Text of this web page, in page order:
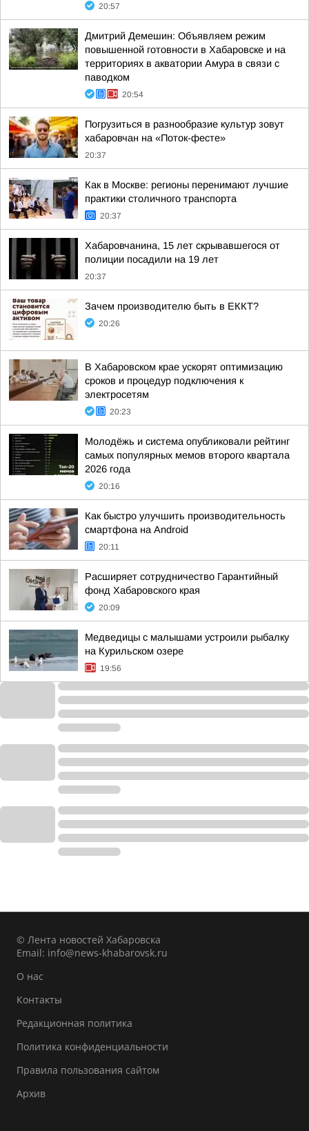
20:57
Дмитрий Демешин: Объявляем режим
повышенной готовности в Хабаровске и на
территориях в акватории Амура в связи с
паводком
20:54
Погрузиться в разнообразие культур зовут
хабаровчан на «Поток-фесте»
20:37
Как в Москве: регионы перенимают лучшие
практики столичного транспорта
20:37
Хабаровчанина, 15 лет скрывавшегося от
полиции посадили на 19 лет
20:37
Зачем производителю быть в ЕККТ?
20:26
В Хабаровском крае ускорят оптимизацию
сроков и процедур подключения к
электросетям
20:23
Молодёжь и система опубликовали рейтинг
самых популярных мемов второго квартала
2026 года
20:16
Как быстро улучшить производительность
смартфона на Android
20:11
Расширяет сотрудничество Гарантийный
фонд Хабаровского края
20:09
Медведицы с малышами устроили рыбалку
на Курильском озере
19:56
© Лента новостей Хабаровска
Email: info@news-khabarovsk.ru
О нас
Контакты
Редакционная политика
Политика конфиденциальности
Правила пользования сайтом
Архив